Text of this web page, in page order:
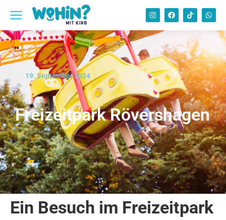
19. September 2024
Freizeitpark Rövershagen
Ein Besuch im Freizeitpark